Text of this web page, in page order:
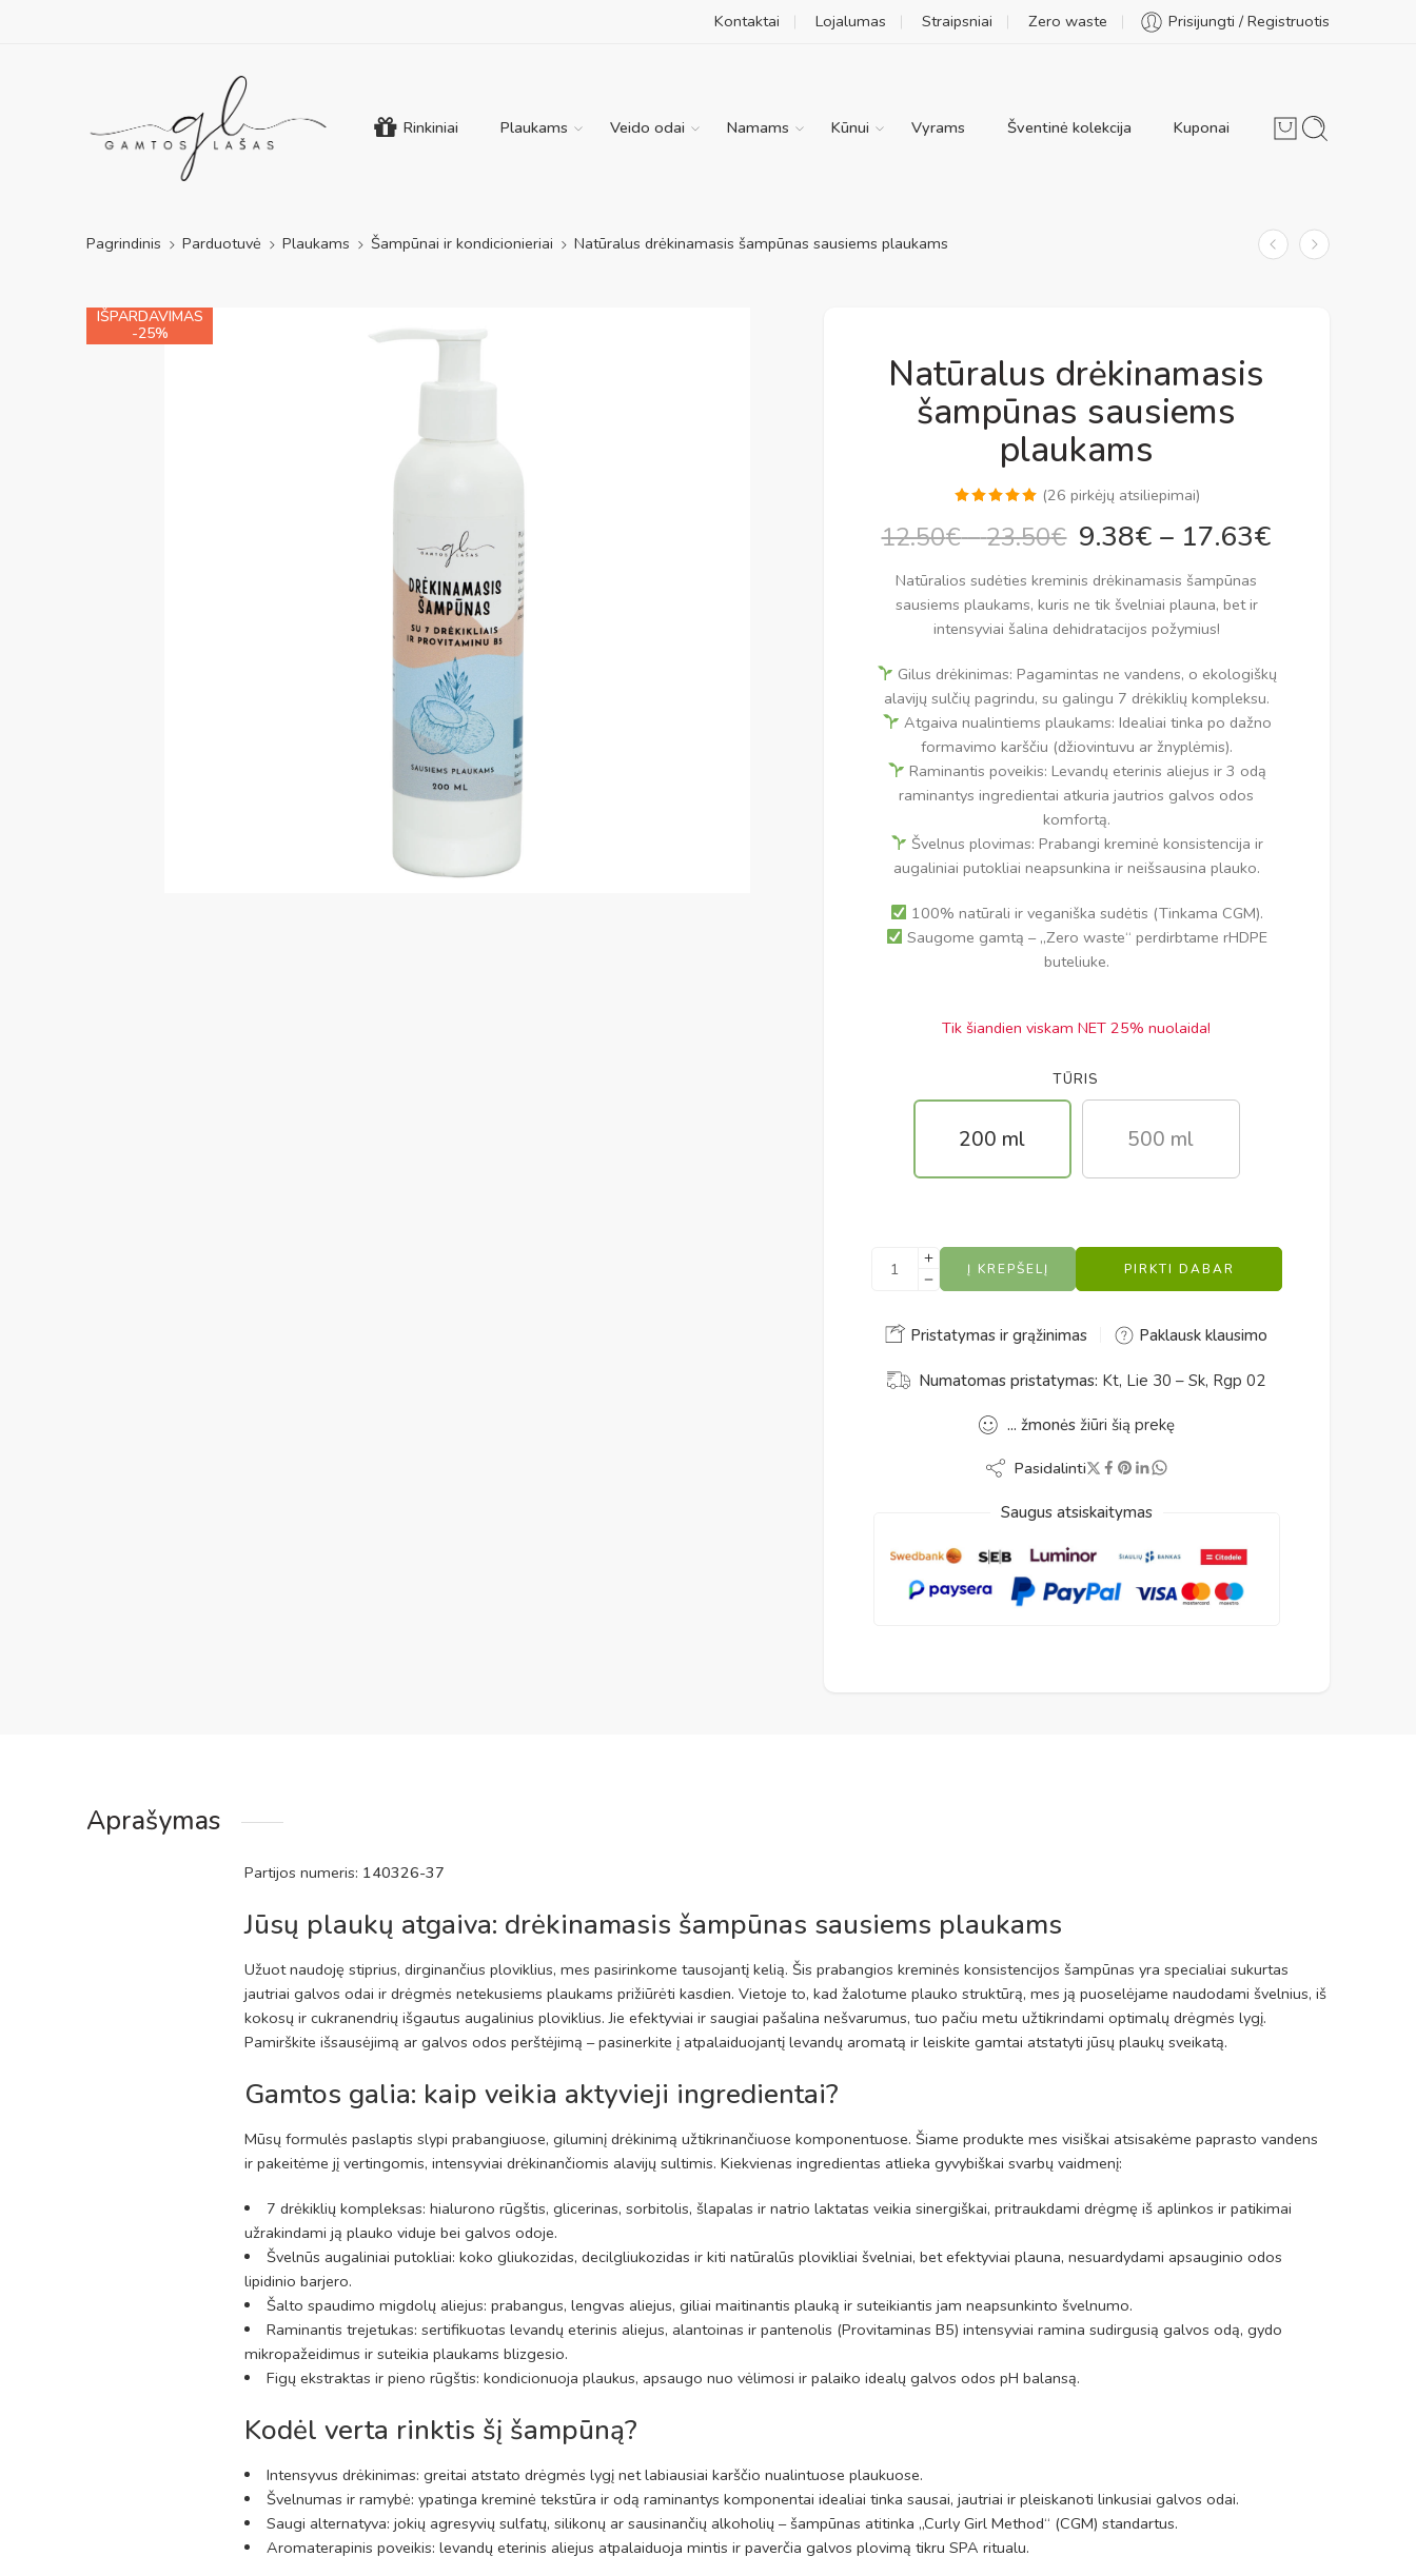
Kontaktai Lojalumas Straipsniai Zero waste Prisijungti / Registruotis
Rinkiniai Plaukams Veido odai Namams Kūnui Vyrams Šventinė kolekcija Kuponai
Pagrindinis Parduotuvė Plaukams Šampūnai ir kondicionieriai Natūralus drėkinamasis šampūnas sausiems plaukams
IŠPARDAVIMAS
-25%
Natūralus drėkinamasis
šampūnas sausiems
plaukams
4.92iš 5
(26 pirkėjų atsiliepimai)
12.50€–23.50€ 9.38€ – 17.63€
Natūralios sudėties kreminis drėkinamasis šampūnas
sausiems plaukams, kuris ne tik švelniai plauna, bet ir
intensyviai šalina dehidratacijos požymius!
Gilus drėkinimas: Pagamintas ne vandens, o ekologiškų
alavijų sulčių pagrindu, su galingu 7 drėkiklių kompleksu.
Atgaiva nualintiems plaukams: Idealiai tinka po dažno
formavimo karščiu (džiovintuvu ar žnyplėmis).
Raminantis poveikis: Levandų eterinis aliejus ir 3 odą
raminantys ingredientai atkuria jautrios galvos odos
komfortą.
Švelnus plovimas: Prabangi kreminė konsistencija ir
augaliniai putokliai neapsunkina ir neišsausina plauko.
100% natūrali ir veganiška sudėtis (Tinkama CGM).
Saugome gamtą – „Zero waste“ perdirbtame rHDPE
buteliuke.
Tik šiandien viskam NET 25% nuolaida!
TŪRIS
200 ml 500 ml
Į KREPŠELĮ PIRKTI DABAR
Pristatymas ir grąžinimas
Paklausk klausimo
Numatomas pristatymas: Kt, Lie 30 – Sk, Rgp 02
... žmonės žiūri šią prekę
Pasidalinti
Saugus atsiskaitymas
Aprašymas
Partijos numeris: 140326-37
Jūsų plaukų atgaiva: drėkinamasis šampūnas sausiems plaukams
Užuot naudoję stiprius, dirginančius ploviklius, mes pasirinkome tausojantį kelią. Šis prabangios kreminės konsistencijos šampūnas yra specialiai sukurtas
jautriai galvos odai ir drėgmės netekusiems plaukams prižiūrėti kasdien. Vietoje to, kad žalotume plauko struktūrą, mes ją puoselėjame naudodami švelnius, iš
kokosų ir cukranendrių išgautus augalinius ploviklius. Jie efektyviai ir saugiai pašalina nešvarumus, tuo pačiu metu užtikrindami optimalų drėgmės lygį.
Pamirškite išsausėjimą ar galvos odos perštėjimą – pasinerkite į atpalaiduojantį levandų aromatą ir leiskite gamtai atstatyti jūsų plaukų sveikatą.
Gamtos galia: kaip veikia aktyvieji ingredientai?
Mūsų formulės paslaptis slypi prabangiuose, giluminį drėkinimą užtikrinančiuose komponentuose. Šiame produkte mes visiškai atsisakėme paprasto vandens
ir pakeitėme jį vertingomis, intensyviai drėkinančiomis alavijų sultimis. Kiekvienas ingredientas atlieka gyvybiškai svarbų vaidmenį:
7 drėkiklių kompleksas: hialurono rūgštis, glicerinas, sorbitolis, šlapalas ir natrio laktatas veikia sinergiškai, pritraukdami drėgmę iš aplinkos ir patikimai
užrakindami ją plauko viduje bei galvos odoje.
Švelnūs augaliniai putokliai: koko gliukozidas, decilgliukozidas ir kiti natūralūs plovikliai švelniai, bet efektyviai plauna, nesuardydami apsauginio odos
lipidinio barjero.
Šalto spaudimo migdolų aliejus: prabangus, lengvas aliejus, giliai maitinantis plauką ir suteikiantis jam neapsunkinto švelnumo.
Raminantis trejetukas: sertifikuotas levandų eterinis aliejus, alantoinas ir pantenolis (Provitaminas B5) intensyviai ramina sudirgusią galvos odą, gydo
mikropažeidimus ir suteikia plaukams blizgesio.
Figų ekstraktas ir pieno rūgštis: kondicionuoja plaukus, apsaugo nuo vėlimosi ir palaiko idealų galvos odos pH balansą.
Kodėl verta rinktis šį šampūną?
Intensyvus drėkinimas: greitai atstato drėgmės lygį net labiausiai karščio nualintuose plaukuose.
Švelnumas ir ramybė: ypatinga kreminė tekstūra ir odą raminantys komponentai idealiai tinka sausai, jautriai ir pleiskanoti linkusiai galvos odai.
Saugi alternatyva: jokių agresyvių sulfatų, silikonų ar sausinančių alkoholių – šampūnas atitinka „Curly Girl Method“ (CGM) standartus.
Aromaterapinis poveikis: levandų eterinis aliejus atpalaiduoja mintis ir paverčia galvos plovimą tikru SPA ritualu.